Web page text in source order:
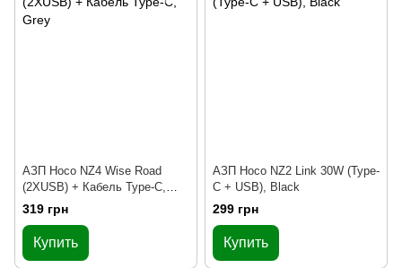
АЗП Hoco NZ4 Wise Road
(2XUSB) + Кабель Type-C,
Grey
319 грн
Купить
АЗП Hoco NZ2 Link 30W (Type-
C + USB), Black
299 грн
Купить